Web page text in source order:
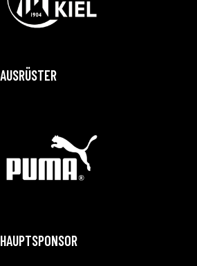
AUSRÜSTER
HAUPTSPONSOR